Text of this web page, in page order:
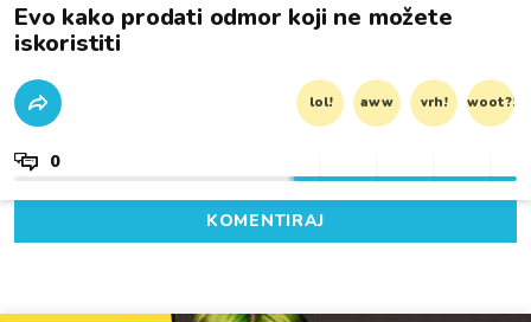
Evo kako prodati odmor koji ne možete
iskoristiti
lol! aww vrh! woot?!
0
KOMENTIRAJ